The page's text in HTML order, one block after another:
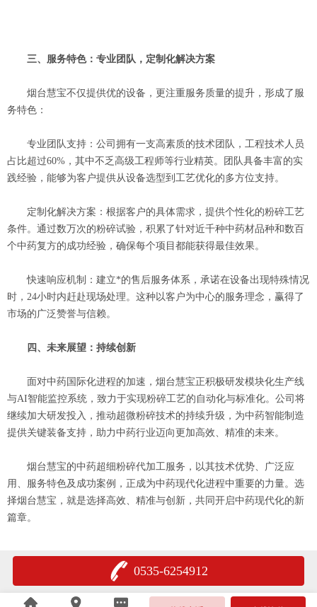
三、服务特色：专业团队，定制化解决方案
烟台慧宝不仅提供优的设备，更注重服务质量的提升，形成了服
务特色：
专业团队支持‌：公司拥有一支高素质的技术团队，工程技术人员
占比超过60%，其中不乏高级工程师等行业精英。团队具备丰富的实
践经验，能够为客户提供从设备选型到工艺优化的多方位支持。
定制化解决方案‌：根据客户的具体需求，提供个性化的粉碎工艺
条件。通过数万次的粉碎试验，积累了针对近千种中药材品种和数百
个中药复方的成功经验，确保每个项目都能获得最佳效果。
快速响应机制‌：建立*的售后服务体系，承诺在设备出现特殊情况
时，24小时内赶赴现场处理。这种以客户为中心的服务理念，赢得了
市场的广泛赞誉与信赖。
四、未来展望：持续创新
面对中药国际化进程的加速，烟台慧宝正积极研发模块化生产线
与AI智能监控系统，致力于实现粉碎工艺的自动化与标准化。公司将
继续加大研发投入，推动超微粉碎技术的持续升级，为中药智能制造
提供关键装备支持，助力中药行业迈向更加高效、精准的未来。
烟台慧宝的中药超细粉碎代加工服务，以其技术优势、广泛应
用、服务特色及成功案例，正成为中药现代化进程中重要的力量。选
择烟台慧宝，就是选择高效、精准与创新，共同开启中药现代化的新
篇章。
0535-6254912